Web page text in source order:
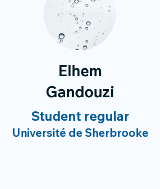
Elhem
Gandouzi
Student regular
Université de Sherbrooke